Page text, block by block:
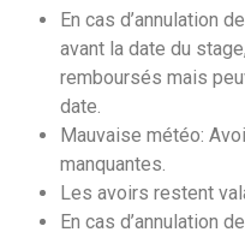
En cas d’annulation
avant la date du
remboursés mais
date.
Mauvaise météo:
manquantes.
Les avoirs restent
En cas d’annulation